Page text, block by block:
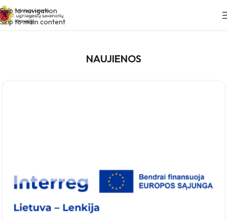
Skip to navigation
Skip to main content
NAUJIENOS